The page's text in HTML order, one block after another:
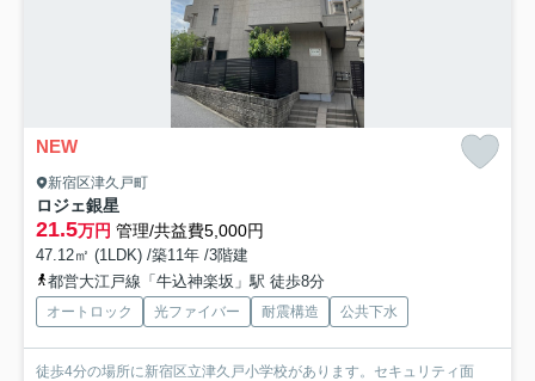
NEW
新宿区津久戸町
ロジェ銀星
21.5万円 管理/共益費5,000円
47.12㎡ (1LDK) /築11年 /3階建
都営大江戸線「牛込神楽坂」駅 徒歩8分
オートロック 光ファイバー 耐震構造 公共下水
徒歩4分の場所に新宿区立津久戸小学校があります。セキュリティ面